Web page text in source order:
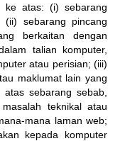
ke atas: (i) sebarang
(ii) sebarang pincang
berkaitan dengan
talian komputer,
atau perisian; (iii)
maklumat lain yang
sebarang sebab,
teknikal atau
mana laman web;
kepada komputer